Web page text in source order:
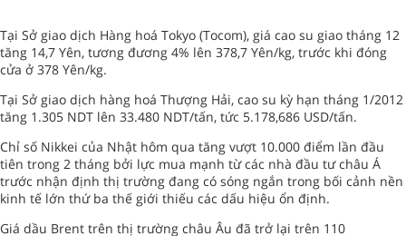
Tại Sở giao dịch Hàng hoá Tokyo (Tocom), giá cao su giao tháng 12
tăng 14,7 Yên, tương đương 4% lên 378,7 Yên/kg, trước khi đóng
cửa ở 378 Yên/kg.
Tại Sở giao dịch hàng hoá Thượng Hải, cao su kỳ hạn tháng 1/2012
tăng 1.305 NDT lên 33.480 NDT/tấn, tức 5.178,686 USD/tấn.
Chỉ số Nikkei của Nhật hôm qua tăng vượt 10.000 điểm lần đầu
tiên trong 2 tháng bởi lực mua mạnh từ các nhà đầu tư châu Á
trước nhận định thị trường đang có sóng ngắn trong bối cảnh nền
kinh tế lớn thứ ba thế giới thiếu các dấu hiệu ổn định.
Giá dầu Brent trên thị trường châu Âu đã trở lại trên 110